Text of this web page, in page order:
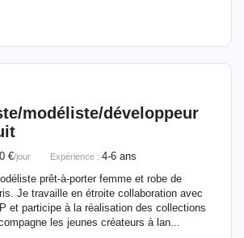
modéliste/développeur
€/jour Expérience : 4-6 ans
prêt-à-porter femme et robe de
Je travaille en étroite collaboration avec
et participe à la réalisation des collections
les jeunes créateurs à lan...